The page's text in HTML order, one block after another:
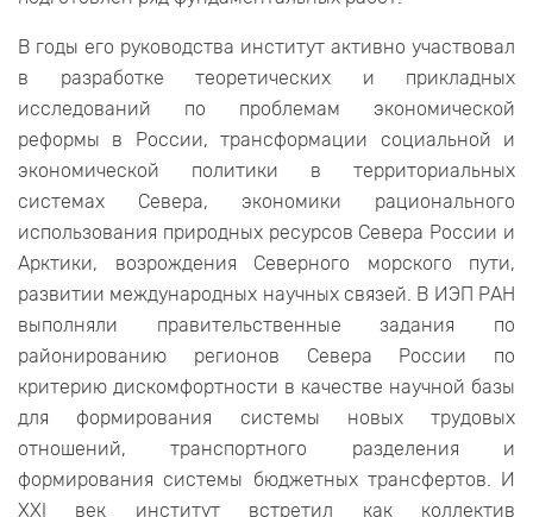
В годы его руководства институт активно участвовал
в разработке теоретических и прикладных
исследований по проблемам экономической
реформы в России, трансформации социальной и
экономической политики в территориальных
системах Севера, экономики рационального
использования природных ресурсов Севера России и
Арктики, возрождения Северного морского пути,
развитии международных научных связей. В ИЭП РАН
выполняли правительственные задания по
районированию регионов Севера России по
критерию дискомфортности в качестве научной базы
для формирования системы новых трудовых
отношений, транспортного разделения и
формирования системы бюджетных трансфертов. И
XXI век институт встретил как коллектив